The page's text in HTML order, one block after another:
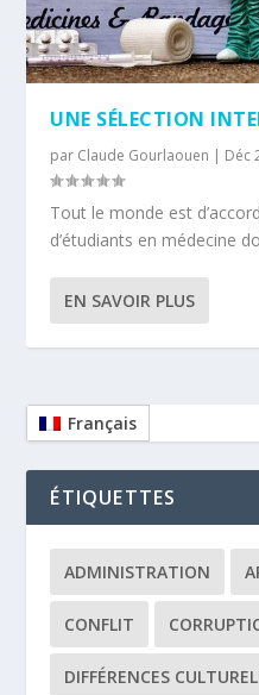
UNE SÉLECTION
par Claude Gourlaouen | Déc
Tout le monde est
d’étudiants en médecine
EN SAVOIR PLUS
Français
ÉTIQUETTES
ADMINISTRATION
CONFLIT
DIFFÉRENCES